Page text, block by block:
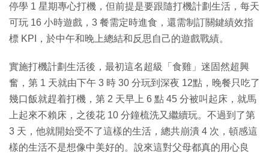
停學 1 星期專心打機，但前提是要跟隨打機計劃生活，每天
可玩 16 小時遊戲，3 餐需定時進食，還需制訂關鍵績效指
標 KPI，於中午和晚上總結和反思自己的遊戲戰績。
實施打機計劃生活後，最初這名超級「食雞」迷固然超興
奮，第 1 天就由下午 3 時 30 分玩到深夜 12點，晚餐只吃了
幾口飯就趕着打機，第 2 天早上 6 點 45 分被叫起床，就馬
上起來不賴床，之後花 10 分鐘梳洗又繼續玩。不過到了第
3 天，他就開始受不了這樣的生活，總共崩潰 4 次，頓感這
樣的生活不是想像中美好的。說來這對父母都真的用心良